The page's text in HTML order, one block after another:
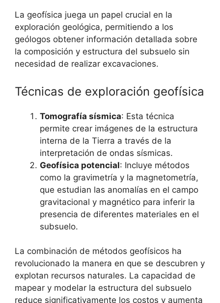
La geofísica juega un papel crucial en la
exploración geológica, permitiendo a los
geólogos obtener información detallada sobre
la composición y estructura del subsuelo sin
necesidad de realizar excavaciones.
Técnicas de exploración geofísica
Tomografía sísmica: Esta técnica
permite crear imágenes de la estructura
interna de la Tierra a través de la
interpretación de ondas sísmicas.
Geofísica potencial: Incluye métodos
como la gravimetría y la magnetometría,
que estudian las anomalías en el campo
gravitacional y magnético para inferir la
presencia de diferentes materiales en el
subsuelo.
La combinación de métodos geofísicos ha
revolucionado la manera en que se descubren y
explotan recursos naturales. La capacidad de
mapear y modelar la estructura del subsuelo
reduce significativamente los costos y aumenta